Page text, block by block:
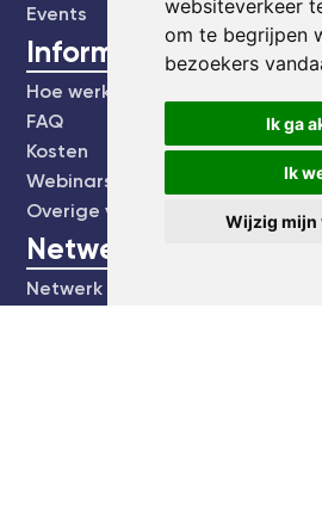
websiteverkeer
om te begrijpen
bezoekers
Ik ga
Ik
Wijzig mijn
Events
Informatie
Hoe werkt het?
FAQ
Kosten
Webinars's
Overige video's
Netwerk
Netwerk